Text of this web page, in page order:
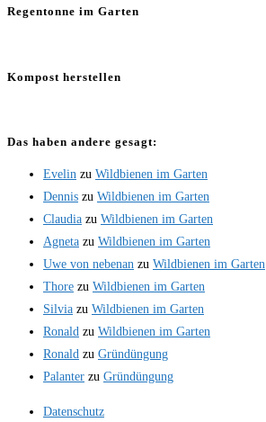
Regentonne im Garten
Kompost herstellen
Das haben andere gesagt:
Evelin zu Wildbienen im Garten
Dennis zu Wildbienen im Garten
Claudia zu Wildbienen im Garten
Agneta zu Wildbienen im Garten
Uwe von nebenan zu Wildbienen im Garten
Thore zu Wildbienen im Garten
Silvia zu Wildbienen im Garten
Ronald zu Wildbienen im Garten
Ronald zu Gründüngung
Palanter zu Gründüngung
Datenschutz